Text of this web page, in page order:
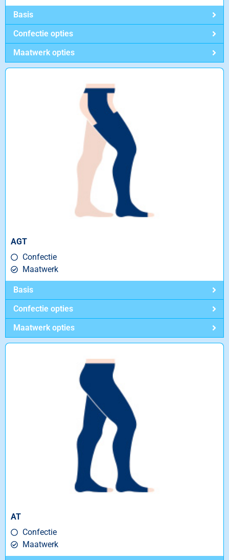
Basis
Confectie opties
Maatwerk opties
AGT
Confectie
Maatwerk
Basis
Confectie opties
Maatwerk opties
AT
Confectie
Maatwerk